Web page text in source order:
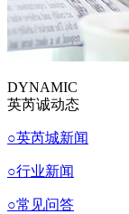
DYNAMIC
英芮诚动态
○英芮城新闻
○行业新闻
○常见问答